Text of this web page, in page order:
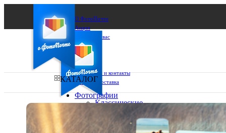
О ФотоПочте
Акции
Сделаем за вас
Бизнесу
FAQ
Франшиза
Поддержка и контакты
Оплата и доставка
Ваш город:
КАТАЛОГ
Фотографии
Классические
10х10
10х15